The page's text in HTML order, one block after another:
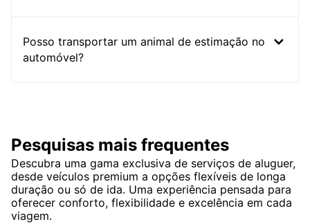
Posso transportar um animal de estimação no
automóvel?
Pesquisas mais frequentes
Descubra uma gama exclusiva de serviços de aluguer,
desde veículos premium a opções flexíveis de longa
duração ou só de ida. Uma experiência pensada para
oferecer conforto, flexibilidade e excelência em cada
viagem.